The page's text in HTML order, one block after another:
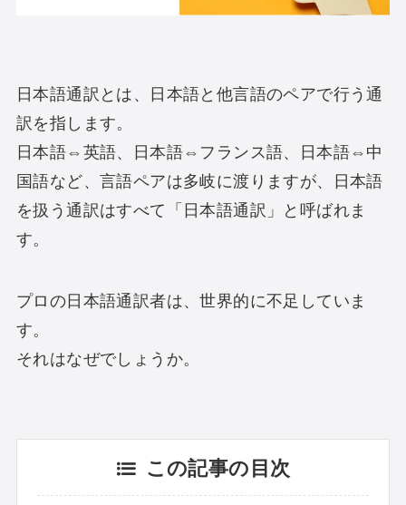
日本語通訳とは、日本語と他言語のペアで行う通
訳を指します。
日本語⇔英語、日本語⇔フランス語、日本語⇔中
国語など、言語ペアは多岐に渡りますが、日本語
を扱う通訳はすべて「日本語通訳」と呼ばれま
す。
プロの日本語通訳者は、世界的に不足していま
す。
それはなぜでしょうか。
この記事の目次